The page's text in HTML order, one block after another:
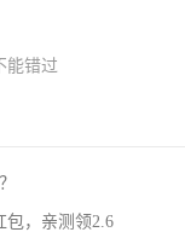
能错过
包，亲测领2.6